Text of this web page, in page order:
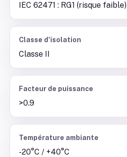
IEC 62471 : RG1 (risque faible)
Classe d'isolation
Classe II
Facteur de puissance
>0.9
Température ambiante
-20°C / +40°C